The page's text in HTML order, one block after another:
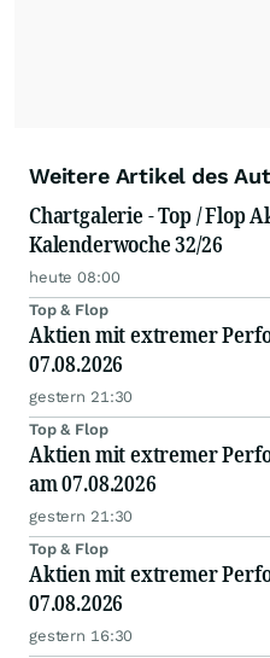
Weitere Artikel des
Chartgalerie - Top / Flop
Kalenderwoche 32/26
heute 08:00
Top & Flop
Aktien mit extremer
07.08.2026
gestern 21:30
Top & Flop
Aktien mit extremer
am 07.08.2026
gestern 21:30
Top & Flop
Aktien mit extremer
07.08.2026
gestern 16:30